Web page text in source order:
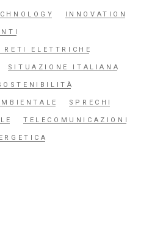
INNOVATION
ELETTRICHE
SITUAZIONE ITALIANA
SPRECHI
TELECOMUNICAZIONI